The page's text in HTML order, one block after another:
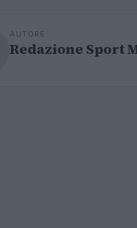
AUTORE
Redazione Sport